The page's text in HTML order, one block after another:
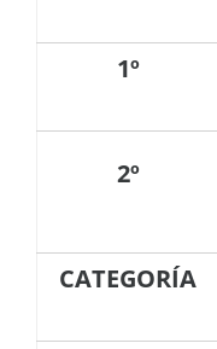
1º
2º
CATEGORÍA